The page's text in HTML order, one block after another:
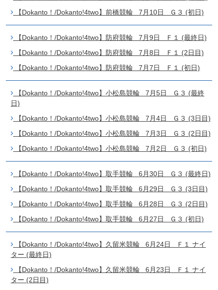
【Dokanto！/Dokanto!4two】前橋競輪 7月10日 Ｇ３ (初日)
【Dokanto！/Dokanto!4two】防府競輪 7月9日 Ｆ１ (最終日)
【Dokanto！/Dokanto!4two】防府競輪 7月8日 Ｆ１ (2日目)
【Dokanto！/Dokanto!4two】防府競輪 7月7日 Ｆ１ (初日)
【Dokanto！/Dokanto!4two】小松島競輪 7月5日 Ｇ３ (最終
日)
【Dokanto！/Dokanto!4two】小松島競輪 7月4日 Ｇ３ (3日目)
【Dokanto！/Dokanto!4two】小松島競輪 7月3日 Ｇ３ (2日目)
【Dokanto！/Dokanto!4two】小松島競輪 7月2日 Ｇ３ (初日)
【Dokanto！/Dokanto!4two】取手競輪 6月30日 Ｇ３ (最終日)
【Dokanto！/Dokanto!4two】取手競輪 6月29日 Ｇ３ (3日目)
【Dokanto！/Dokanto!4two】取手競輪 6月28日 Ｇ３ (2日目)
【Dokanto！/Dokanto!4two】取手競輪 6月27日 Ｇ３ (初日)
【Dokanto！/Dokanto!4two】久留米競輪 6月24日 Ｆ１ ナイ
ター (最終日)
【Dokanto！/Dokanto!4two】久留米競輪 6月23日 Ｆ１ ナイ
ター (2日目)